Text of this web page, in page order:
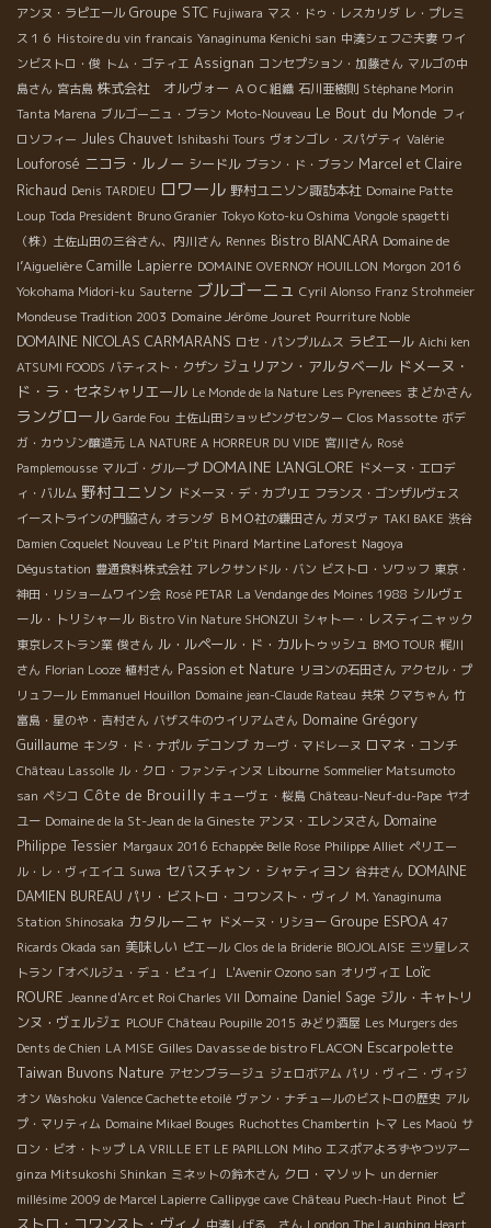
アンヌ・ラピエール Groupe STC Fujiwara マス・ドゥ・レスカリダ レ・プレミ
ス１６ Histoire du vin francais Yanaginuma Kenichi san 中湊シェフご夫妻 ワイ
ンビストロ・俊 トム・ゴティエ Assignan コンセプション・加藤さん マルゴの中
島さん 宮古島 株式会社 オルヴォー ＡＯＣ組織 石川亜樹則 Stéphane Morin
Tanta Marena ブルゴーニュ・ブラン Moto-Nouveau Le Bout du Monde フィ
ロソフィー Jules Chauvet Ishibashi Tours ヴォンゴレ・スパゲティ Valérie
Louforosé ニコラ・ルノー シードル ブラン・ド・ブラン Marcel et Claire
Richaud Denis TARDIEU ロワール 野村ユニソン諏訪本社 Domaine Patte
Loup Toda President Bruno Granier Tokyo Koto-ku Oshima Vongole spagetti
（株）土佐山田の三谷さん、内川さん Rennes Bistro BIANCARA Domaine de
l’Aiguelière Camille Lapierre DOMAINE OVERNOY HOUILLON Morgon 2016
Yokohama Midori-ku Sauterne ブルゴーニュ Cyril Alonso Franz Strohmeier
Mondeuse Tradition 2003 Domaine Jérôme Jouret Pourriture Noble
DOMAINE NICOLAS CARMARANS ロセ・パンプルムス ラピエール Aichi ken
ATSUMI FOODS バティスト・クザン ジュリアン・アルタベール ドメーヌ・
ド・ラ・セネシャリエール Le Monde de la Nature Les Pyrenees まどかさん
ラングロール Garde Fou 土佐山田ショッピングセンター Clos Massotte ボデ
ガ・カウゾン醸造元 LA NATURE A HORREUR DU VIDE 宮川さん Rosé
Pamplemousse マルゴ・グループ DOMAINE L'ANGLORE ドメーヌ・エロデ
ィ・バルム 野村ユニソン ドメーヌ・デ・カプリエ フランス・ゴンザルヴェス
イーストラインの門脇さん オランダ ＢＭＯ社の鎌田さん ガヌヴァ TAKI BAKE 渋谷
Damien Coquelet Nouveau Le P'tit Pinard Martine Laforest Nagoya
Dégustation 豊通食料株式会社 アレクサンドル・バン ビストロ・ソワッフ 東京・
神田・リショームワイン会 Rosé PETAR La Vendange des Moines 1988 シルヴェ
ール・トリシャール Bistro Vin Nature SHONZUI シャトー・レスティニャック
東京レストラン業 俊さん ル・ルペール・ド・カルトゥッシュ BMO TOUR 梶川
さん Florian Looze 植村さん Passion et Nature リヨンの石田さん アクセル・プ
リュフール Emmanuel Houillon Domaine jean-Claude Rateau 共栄 クマちゃん 竹
富島・星のや・吉村さん バザス牛のウイリアムさん Domaine Grégory
Guillaume キンタ・ド・ナポル デコンブ カーヴ・マドレーヌ ロマネ・コンチ
Château Lassolle ル・クロ・ファンティンヌ Libourne Sommelier Matsumoto
san ペシコ Côte de Brouilly キューヴェ・桜島 Château-Neuf-du-Pape ヤオ
ユー Domaine de la St-Jean de la Gineste アンヌ・エレンヌさん Domaine
Philippe Tessier Margaux 2016 Echappée Belle Rose Philippe Alliet ペリエー
ル・レ・ヴィエイユ Suwa セバスチャン・シャティヨン 谷井さん DOMAINE
DAMIEN BUREAU パリ・ビストロ・コワンスト・ヴィノ M. Yanaginuma
Station Shinosaka カタルーニャ ドメーヌ・リショー Groupe ESPOA 47
Ricards Okada san 美味しい ピエール Clos de la Briderie BIOJOLAISE 三ツ星レス
トラン「オベルジュ・デュ・ピュイ」
L'Avenir Ozono san オリヴィエ Loïc
ROURE Jeanne d'Arc et Roi Charles VII Domaine Daniel Sage ジル・キャトリ
ンヌ・ヴェルジェ PLOUF Château Poupille 2015 みどり酒屋 Les Murgers des
Dents de Chien LA MISE Gilles Davasse de bistro FLACON Escarpolette
Taiwan Buvons Nature アセンブラージュ ジェロボアム パリ・ヴィニ・ヴィジ
オン Washoku Valence Cachette etoilé ヴァン・ナチュールのビストロの歴史 アル
プ・マリティム Domaine Mikael Bouges Ruchottes Chambertin トマ Les Maoù サ
ロン・ビオ・トップ LA VRILLE ET LE PAPILLON Miho エスポアよろずやつツアー
ginza Mitsukoshi Shinkan ミネットの鈴木さん クロ・マソット un dernier
millésime 2009 de Marcel Lapierre Callipyge cave Château Puech-Haut Pinot ビ
ストロ・コワンスト・ヴィノ 中湊しげる さん London The Laughing Heart